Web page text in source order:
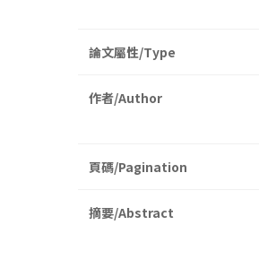
論文屬性/Type
作者/Author
頁碼/Pagination
摘要/Abstract